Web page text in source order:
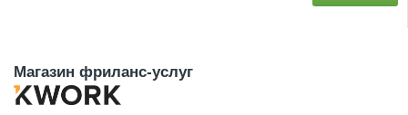
Магазин фриланс-услуг